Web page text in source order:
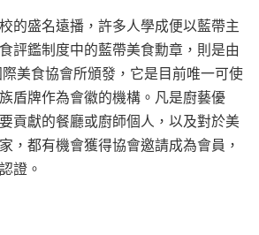
的盛名遠播，許多人學成便以藍帶主
評鑑制度中的藍帶美食勳章，則是由
美食協會所頒發，它是目前唯一可使
盾牌作為會徽的機構。凡是廚藝優
貢獻的餐廳或廚師個人，以及對於美
，都有機會獲得協會邀請成為會員，
證。